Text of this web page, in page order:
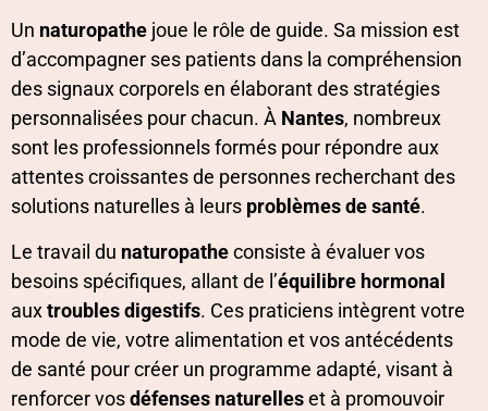
Un naturopathe joue le rôle de guide. Sa mission est
d’accompagner ses patients dans la compréhension
des signaux corporels en élaborant des stratégies
personnalisées pour chacun. À Nantes, nombreux
sont les professionnels formés pour répondre aux
attentes croissantes de personnes recherchant des
solutions naturelles à leurs problèmes de santé.
Le travail du naturopatheconsiste à évaluer vos
besoins spécifiques, allant de l’équilibre hormonal
auxtroubles digestifs. Ces praticiens intègrent votre
mode de vie, votre alimentation et vos antécédents
de santé pour créer un programme adapté, visant à
renforcer vosdéfenses naturelleset à promouvoir